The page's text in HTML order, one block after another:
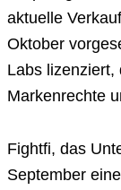
aktuelle
Oktober
Labs lizenziert,
Markenrechte
Fightfi, das
September